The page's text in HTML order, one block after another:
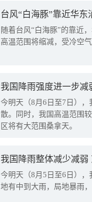
台风“白海豚”靠近华
随着台风“白海豚”的靠近
高温范围将缩减，受冷空
今明天（8月6日至7日）
散。同时，我国高温范围
区将有大范围桑拿天。
我国降雨整体减少减弱
今明天（8月5日至6日）
地有中到大雨，局地暴雨